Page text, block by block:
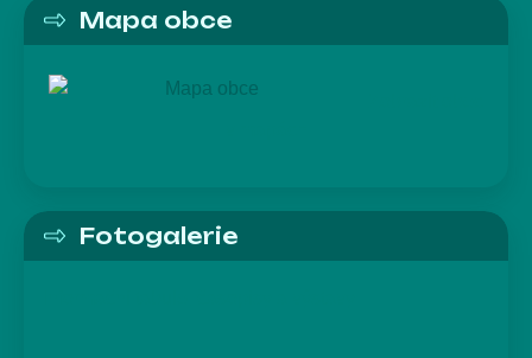
Mapa obce
Fotogalerie